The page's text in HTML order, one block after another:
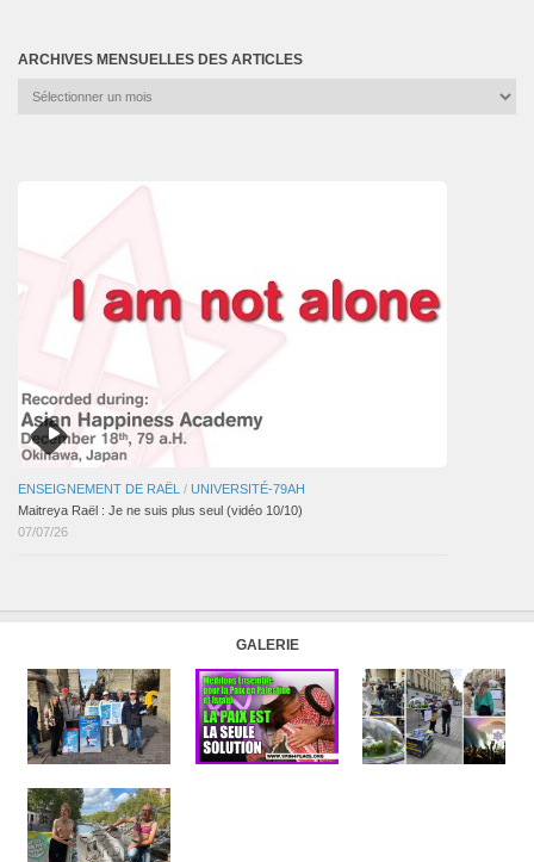
ARCHIVES MENSUELLES DES ARTICLES
Archives
ENSEIGNEMENT DE RAËL / UNIVERSITÉ-79AH
Maitreya Raël : Je ne suis plus seul (vidéo 10/10)
07/07/26
GALERIE